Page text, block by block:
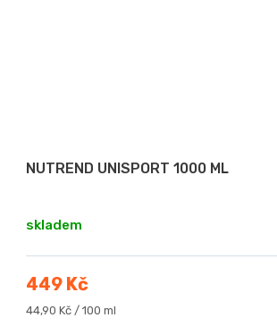
NUTREND UNISPORT 1000 ML
skladem
449 Kč
Měrná
44,90 Kč / 100 ml